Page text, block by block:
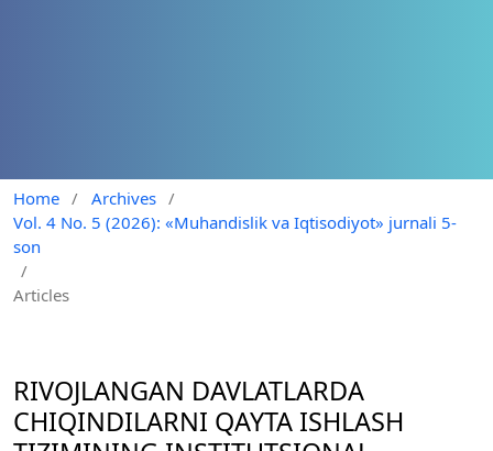
Home / Archives /
Vol. 4 No. 5 (2026): «Muhandislik va Iqtisodiyot» jurnali 5-
son
/
Articles
RIVOJLANGAN DAVLATLARDA
CHIQINDILARNI QAYTA ISHLASH